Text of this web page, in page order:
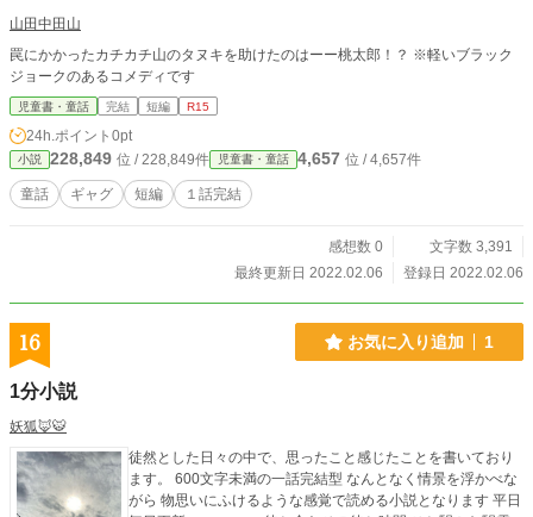
山田中田山
罠にかかったカチカチ山のタヌキを助けたのはーー桃太郎！？ ※軽いブラック
ジョークのあるコメディです
児童書・童話 完結 短編 R15
24h.ポイント 0pt
小説 228,849 位 / 228,849件 児童書・童話 4,657 位 / 4,657件
童話 ギャグ 短編 １話完結
感想数 0
文字数 3,391
最終更新日 2022.02.06
登録日 2022.02.06
16 お気に入り追加 1
1分小説
妖狐🦊🐯
徒然とした日々の中で、思ったこと感じたことを書いており
ます。 600文字未満の一話完結型 なんとなく情景を浮かべな
がら 物思いにふけるような感覚で読める小説となります 平日